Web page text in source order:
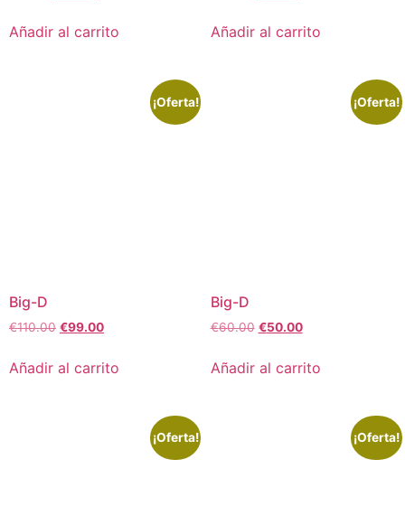
Añadir al carrito Añadir al carrito
¡Oferta!
Big-D
€110.00 €99.00
Añadir al carrito
¡Oferta!
Big-D
€60.00 €50.00
Añadir al carrito
¡Oferta! ¡Oferta!